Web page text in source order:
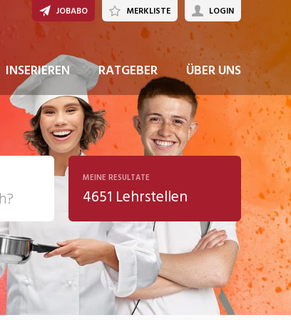
INSERIEREN RATGEBER ÜBER UNS
JOBABO MERKLISTE LOGIN
MEINE RESULTATE
4651 Lehrstellen
JETZT BEWERBEN